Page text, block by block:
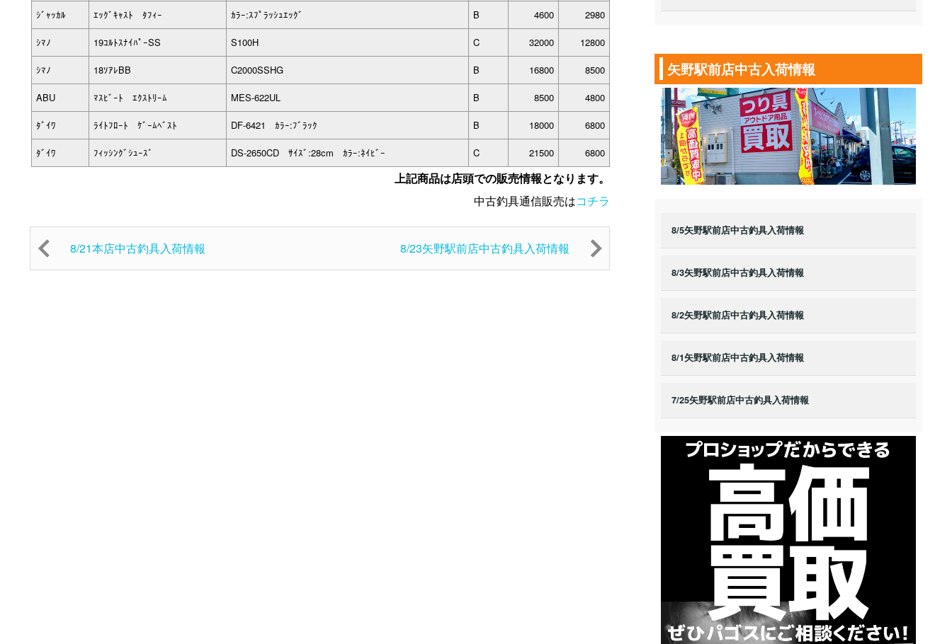
ｼﾞｬｯｶﾙ ｴｯｸﾞｷｬｽﾄ ﾀﾌｨｰ ｶﾗｰ:ｽﾌﾟﾗｯｼｭｴｯｸﾞ B 4600 2980
ｼﾏﾉ 19ｺﾙﾄｽﾅｲﾊﾟｰSS S100H C 32000 12800
ｼﾏﾉ 18ｿｱﾚBB C2000SSHG B 16800 8500
ABU ﾏｽﾋﾞｰﾄ ｴｸｽﾄﾘｰﾑ MES-622UL B 8500 4800
ﾀﾞｲﾜ ﾗｲﾄﾌﾛｰﾄ ｹﾞｰﾑﾍﾞｽﾄ DF-6421 ｶﾗｰ:ﾌﾞﾗｯｸ B 18000 6800
ﾀﾞｲﾜ ﾌｨｯｼﾝｸﾞｼｭｰｽﾞ DS-2650CD ｻｲｽﾞ:28cm ｶﾗｰ:ﾈｲﾋﾞｰ C 21500 6800
上記商品は店頭での販売情報となります。
中古釣具通信販売はコチラ
8/21本店中古釣具入荷情報 8/23矢野駅前店中古釣具入荷情報
矢野駅前店中古入荷情報
8/5矢野駅前店中古釣具入荷情報
8/3矢野駅前店中古釣具入荷情報
8/2矢野駅前店中古釣具入荷情報
8/1矢野駅前店中古釣具入荷情報
7/25矢野駅前店中古釣具入荷情報